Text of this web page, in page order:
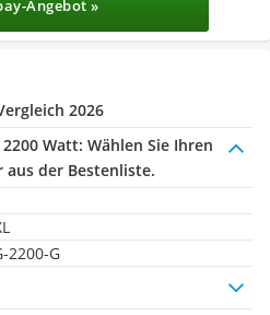
Angebot »
2026
Watt: Wählen Sie Ihren
aus der Bestenliste.
2200-G